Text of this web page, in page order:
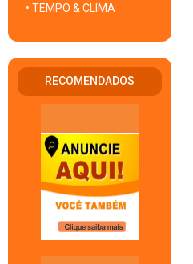
• TEMPO & CLIMA
RECOMENDADOS